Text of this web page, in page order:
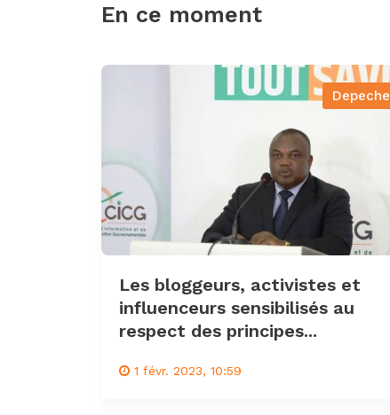
En ce moment
Depeche
Les bloggeurs, activistes et
influenceurs sensibilisés au
respect des principes...
1 févr. 2023, 10:59